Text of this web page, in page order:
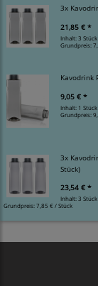
3x
21,85 € *
Inhalt: 3 Stück
Grundpreis:
Kavodrink
9,05 € *
Inhalt: 1 Stück
Grundpreis:
3x
Stück)
23,54 € *
Inhalt: 3 Stück
Grundpreis:7,85 € / Stück